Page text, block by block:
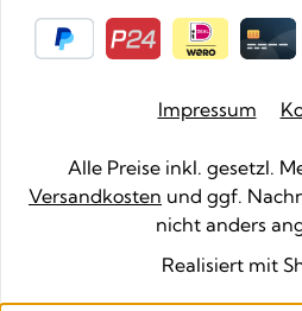
Impressum
Alle Preise inkl. gesetzl.
Versandkosten und ggf.
nicht anders
Realisiert mit